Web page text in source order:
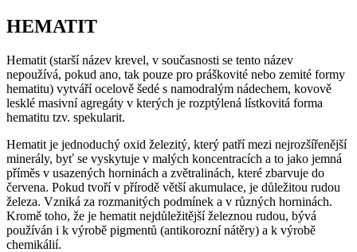
HEMATIT
Hematit (starší název krevel, v současnosti se tento název
nepoužívá, pokud ano, tak pouze pro práškovité nebo zemité formy
hematitu) vytváří ocelově šedé s namodralým nádechem, kovově
lesklé masivní agregáty v kterých je rozptýlená lístkovitá forma
hematitu tzv. spekularit.
Hematit je jednoduchý oxid železitý, který patří mezi nejrozšířenější
minerály, byť se vyskytuje v malých koncentracích a to jako jemná
příměs v usazených horninách a zvětralinách, které zbarvuje do
červena. Pokud tvoří v přírodě větší akumulace, je důležitou rudou
železa. Vzniká za rozmanitých podmínek a v různých horninách.
Kromě toho, že je hematit nejdůležitější železnou rudou, bývá
používán i k výrobě pigmentů (antikorozní nátěry) a k výrobě
chemikálií.